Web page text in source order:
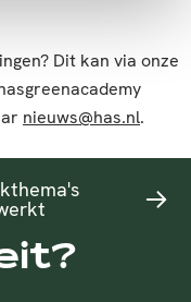
Dit kan via onze
nieuws@has.nl.